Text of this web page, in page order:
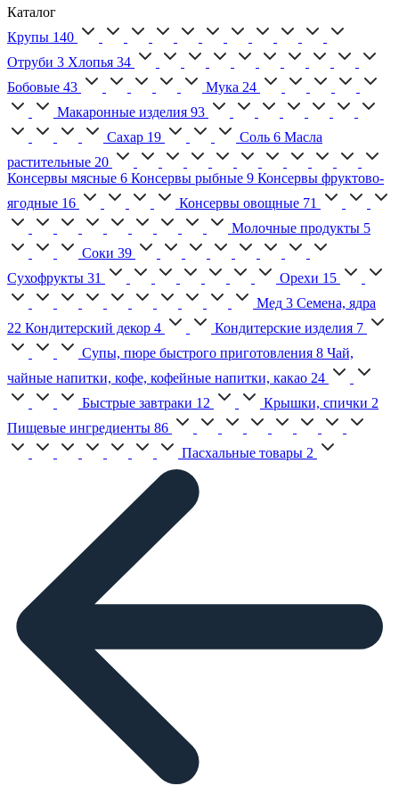
Каталог
Крупы 140
Отруби 3 Хлопья 34
Бобовые 43 Мука 24
Макаронные изделия 93
Сахар 19 Соль 6 Масла
растительные 20
Консервы мясные 6 Консервы рыбные 9 Консервы фруктово-
ягодные 16 Консервы овощные 71
Молочные продукты 5
Соки 39
Сухофрукты 31 Орехи 15
Мед 3 Семена, ядра
22 Кондитерский декор 4 Кондитерские изделия 7
Супы, пюре быстрого приготовления 8 Чай,
чайные напитки, кофе, кофейные напитки, какао 24
Быстрые завтраки 12 Крышки, спички 2
Пищевые ингредиенты 86
Пасхальные товары 2